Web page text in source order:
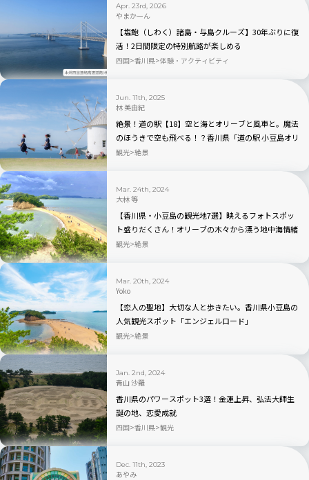
Apr. 23rd, 2026
やまかーん
【塩飽（しわく）諸島・与島クルーズ】30年ぶりに復
活！2日間限定の特別航路が楽しめる
四国 香川県 体験・アクティビティ
Jun. 11th, 2025
林 美由紀
絶景！道の駅【18】空と海とオリーブと風車と。魔法
のほうきで空も飛べる！？香川県「道の駅 小豆島オリ
ーブ公園」
観光 絶景
Mar. 24th, 2024
大林 等
【香川県・小豆島の観光地7選】映えるフォトスポッ
ト盛りだくさん！オリーブの木々から漂う地中海情緒
観光 絶景
Mar. 20th, 2024
Yoko
【恋人の聖地】大切な人と歩きたい。香川県小豆島の
人気観光スポット「エンジェルロード」
観光 絶景
Jan. 2nd, 2024
青山 沙羅
香川県のパワースポット3選！金運上昇、弘法大師生
誕の地、恋愛成就
四国 香川県 観光
Dec. 11th, 2023
あやみ